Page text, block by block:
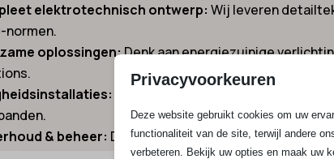
elektrotechnisch ontwerp: Wij leveren
normen.
oplossingen:Denk aan energiezuinige
Van noodverlichting tot aarding
& beheer: Door periodieke controles,
Privacyvoorkeuren
Deze website gebruikt cookies om uw
functionaliteit van de site, terwijl andere
verbeteren. Bekijk uw opties en maak uw